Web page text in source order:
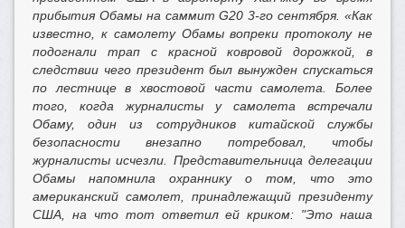
прибытия Обамы на саммит G20 3-го сентября. «Как
известно, к самолету Обамы вопреки протоколу не
подогнали трап с красной ковровой дорожкой, в
следствии чего президент был вынужден спускаться
по лестнице в хвостовой части самолета. Более
того, когда журналисты у самолета встречали
Обаму, один из сотрудников китайской службы
безопасности внезапно потребовал, чтобы
журналисты исчезли. Представительница делегации
Обамы напомнила охраннику о том, что это
американский самолет, принадлежащий президенту
США, на что тот ответил ей криком: "Это наша